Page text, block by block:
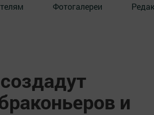
Фотогалереи
и